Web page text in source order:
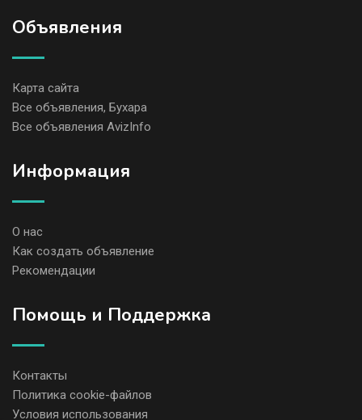
Объявления
Карта сайта
Все объявления, Бухара
Все объявления AvizInfo
Информация
О нас
Как создать объявление
Рекомендации
Помощь и Поддержка
Контакты
Политика cookie-файлов
Условия использования